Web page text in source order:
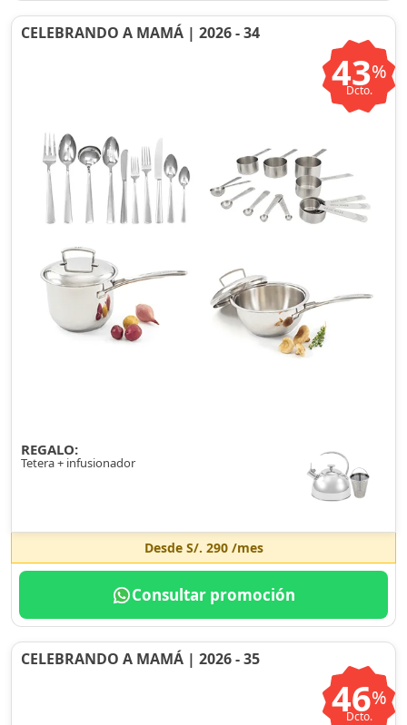
CELEBRANDO A MAMÁ | 2026 - 34
43%
Dcto.
REGALO:
Tetera + infusionador
Desde S/. 290/mes
Consultar promoción
CELEBRANDO A MAMÁ | 2026 - 35
46%
Dcto.